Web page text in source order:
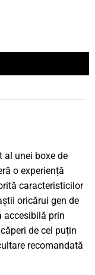
al unei boxe de
o experiență
caracteristicilor
oricărui gen de
accesibilă prin
de cel puțin
recomandată